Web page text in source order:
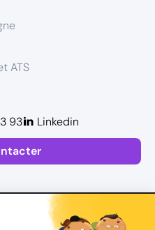
ATS
93 Linkedin